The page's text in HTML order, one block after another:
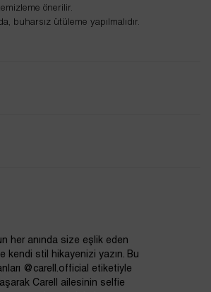
önerilir.
buharsız ütüleme yapılmalıdır.
her anında size eşlik eden
kendi stil hikayenizi yazın. Bu
@carell.official etiketiyle
Carell ailesinin selfie